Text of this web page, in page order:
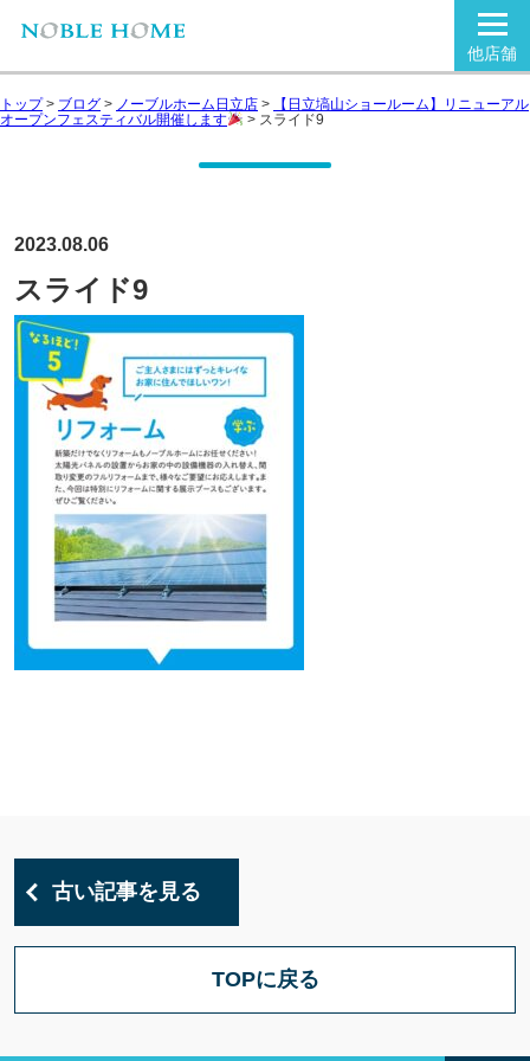
他店舗
トップ> ブログ > ノーブルホーム日立店 >
【日立塙山ショールーム】リニューアル
オープンフェスティバル開催します
> スライド9
2023.08.06
スライド9
古い記事を見る
TOPに戻る